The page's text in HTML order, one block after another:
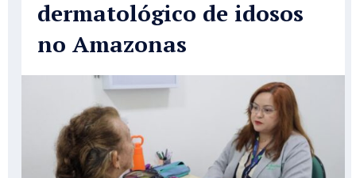
dermatológico de idosos
no Amazonas